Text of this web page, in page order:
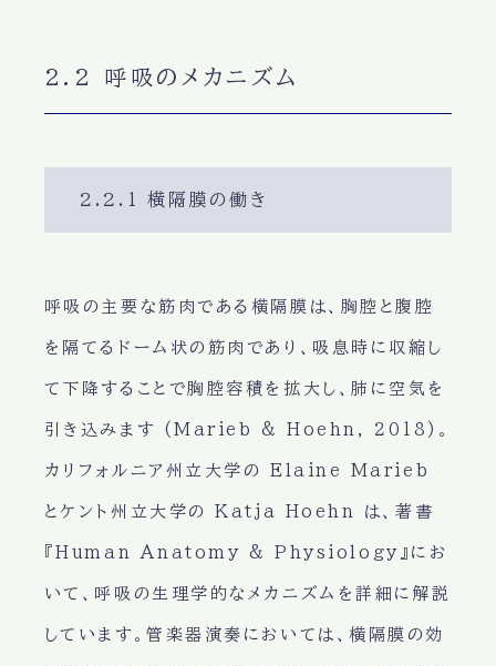
2.2 呼吸のメカニズム
2.2.1 横隔膜の働き
呼吸の主要な筋肉である横隔膜は、胸腔と腹腔
を隔てるドーム状の筋肉であり、吸息時に収縮し
て下降することで胸腔容積を拡大し、肺に空気を
引き込みます (Marieb & Hoehn, 2018)。
カリフォルニア州立大学の Elaine Marieb
とケント州立大学の Katja Hoehn は、著書
『Human Anatomy & Physiology』にお
いて、呼吸の生理学的なメカニズムを詳細に解説
しています。管楽器演奏においては、横隔膜の効